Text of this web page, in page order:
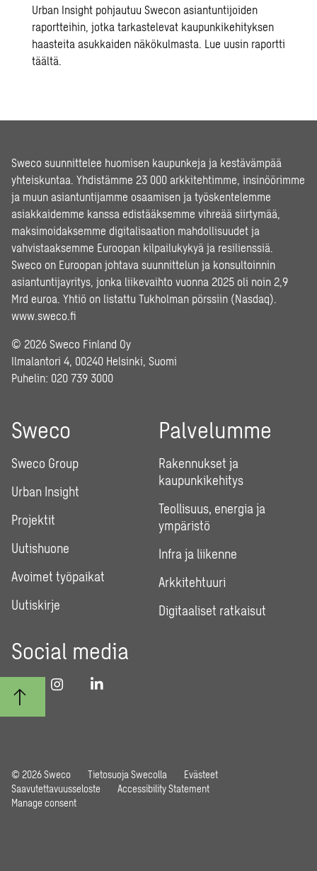
Urban Insight pohjautuu Swecon asiantuntijoiden
raportteihin, jotka tarkastelevat kaupunkikehityksen
haasteita asukkaiden näkökulmasta. Lue uusin raportti
täältä.
Sweco suunnittelee huomisen kaupunkeja ja kestävämpää
yhteiskuntaa. Yhdistämme 23 000 arkkitehtimme, insinöörimme
ja muun asiantuntijamme osaamisen ja työskentelemme
asiakkaidemme kanssa edistääksemme vihreää siirtymää,
maksimoidaksemme digitalisaation mahdollisuudet ja
vahvistaaksemme Euroopan kilpailukykyä ja resilienssiä.
Sweco on Euroopan johtava suunnittelun ja konsultoinnin
asiantuntijayritys, jonka liikevaihto vuonna 2025 oli noin 2,9
Mrd euroa. Yhtiö on listattu Tukholman pörssiin (Nasdaq).
www.sweco.fi
© 2026 Sweco Finland Oy
Ilmalantori 4, 00240 Helsinki, Suomi
Puhelin: 020 739 3000
Sweco
Sweco Group
Urban Insight
Projektit
Uutishuone
Avoimet työpaikat
Uutiskirje
Palvelumme
Rakennukset ja
kaupunkikehitys
Teollisuus, energia ja
ympäristö
Infra ja liikenne
Arkkitehtuuri
Digitaaliset ratkaisut
Social media
© 2026 Sweco Tietosuoja Swecolla
Evästeet
Saavutettavuusseloste
Accessibility Statement
Manage consent